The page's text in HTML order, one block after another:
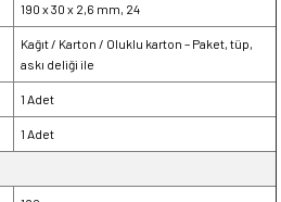
190 x 30 x 2,6 mm, 24
Kağıt / Karton / Oluklu karton – Paket, tüp,
askı deliği ile
1 Adet
1 Adet